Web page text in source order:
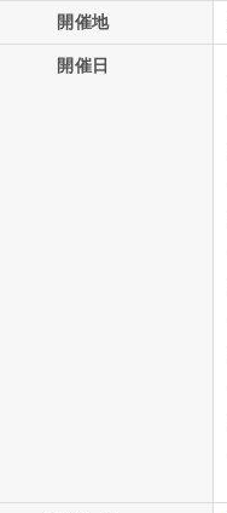
開催地
開催日